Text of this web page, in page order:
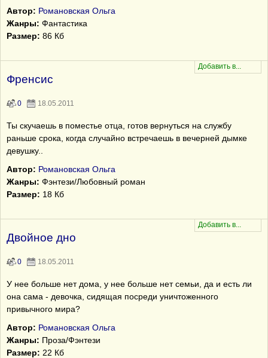
Автор: Романовская Ольга
Жанры: Фантастика
Размер: 86 Кб
Френсис
0 18.05.2011
Ты скучаешь в поместье отца, готов вернуться на службу
раньше срока, когда случайно встречаешь в вечерней дымке
девушку..
Автор: Романовская Ольга
Жанры: Фэнтези/Любовный роман
Размер: 18 Кб
Двойное дно
0 18.05.2011
У нее больше нет дома, у нее больше нет семьи, да и есть ли
она сама - девочка, сидящая посреди уничтоженного
привычного мира?
Автор: Романовская Ольга
Жанры: Проза/Фэнтези
Размер: 22 Кб